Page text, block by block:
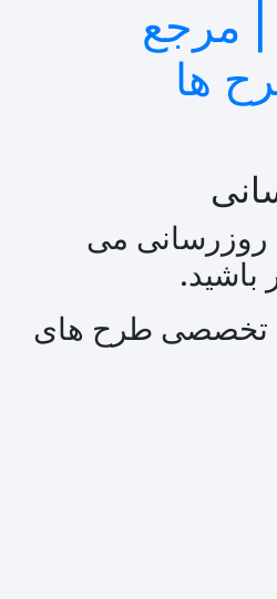
روزرسانی می
باشید.
99 مرجع تخصصی طرح های